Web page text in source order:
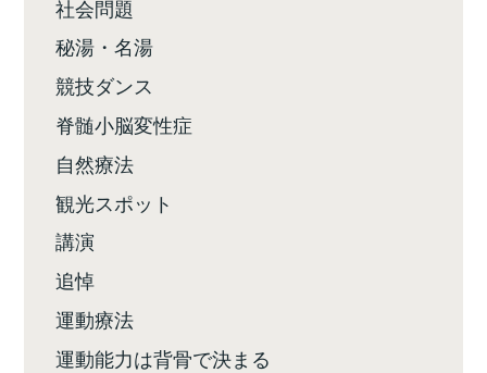
社会問題
秘湯・名湯
競技ダンス
脊髄小脳変性症
自然療法
観光スポット
講演
追悼
運動療法
運動能力は背骨で決まる